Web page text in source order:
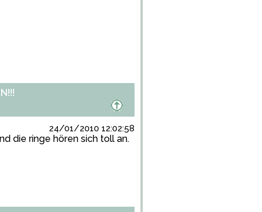
24/01/2010 12:02:58
die ringe hören sich toll an.